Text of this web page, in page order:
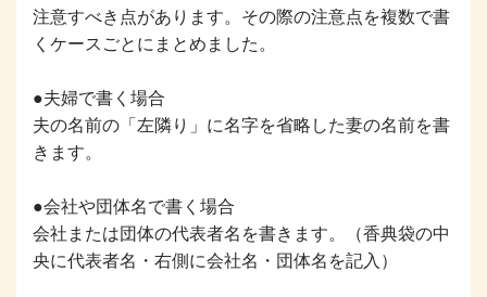
注意すべき点があります。その際の注意点を複数で書
くケースごとにまとめました。
●夫婦で書く場合
夫の名前の「左隣り」に名字を省略した妻の名前を書
きます。
●会社や団体名で書く場合
会社または団体の代表者名を書きます。（香典袋の中
央に代表者名・右側に会社名・団体名を記入）